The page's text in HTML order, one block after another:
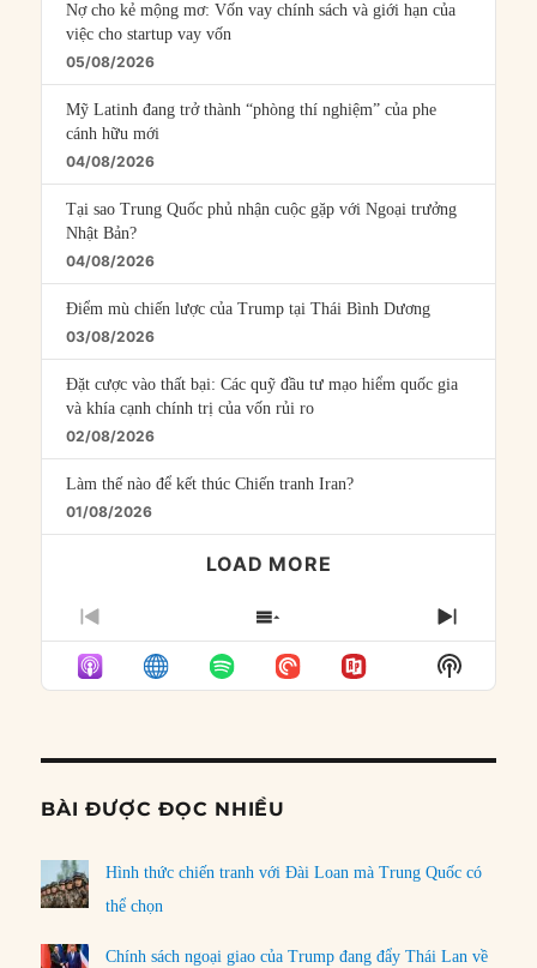
Nợ cho kẻ mộng mơ: Vốn vay chính sách và giới hạn của
việc cho startup vay vốn
05/08/2026
Mỹ Latinh đang trở thành “phòng thí nghiệm” của phe
cánh hữu mới
04/08/2026
Tại sao Trung Quốc phủ nhận cuộc gặp với Ngoại trưởng
Nhật Bản?
04/08/2026
Điểm mù chiến lược của Trump tại Thái Bình Dương
03/08/2026
Đặt cược vào thất bại: Các quỹ đầu tư mạo hiểm quốc gia
và khía cạnh chính trị của vốn rủi ro
02/08/2026
Làm thế nào để kết thúc Chiến tranh Iran?
01/08/2026
LOAD MORE
PREVIOUS
EPISODE
SHOW
EPISODES
LIST
NEXT
Show
Podcast
BÀI ĐƯỢC ĐỌC NHIỀU
Hình thức chiến tranh với Đài Loan mà Trung Quốc có
thể chọn
Chính sách ngoại giao của Trump đang đẩy Thái Lan về